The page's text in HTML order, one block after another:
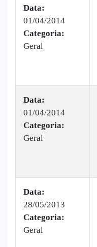
Data:
01/04/2014
Categoria:
Geral
Data:
01/04/2014
Categoria:
Geral
Data:
28/05/2013
Categoria:
Geral